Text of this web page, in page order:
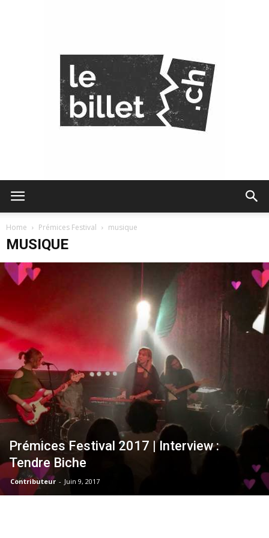
Billet
webzine
culturel
Home Prémices Festival musique
MUSIQUE
Prémices Festival 2017 | Interview :
Tendre Biche
Contributeur - Juin 9, 2017